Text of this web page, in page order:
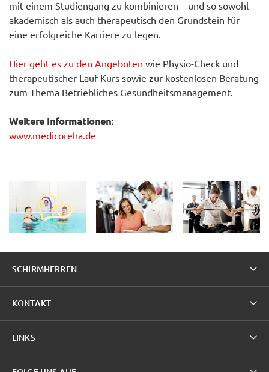
mit einem Studiengang zu kombinieren – und so sowohl
akademisch als auch therapeutisch den Grundstein für
eine erfolgreiche Karriere zu legen.
Hier geht es zu den Angeboten wie Physio-Check und
therapeutischer Lauf-Kurs sowie zur kostenlosen Beratung
zum Thema Betriebliches Gesundheitsmanagement.
Weitere Informationen:
www.medicoreha.de
SCHIRMHERREN
KONTAKT
LINKS